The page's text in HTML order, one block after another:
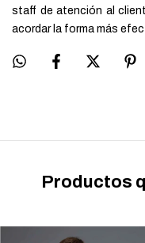
staff de atención al
acordar la forma más
Productos